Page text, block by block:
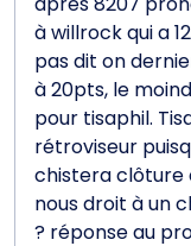
à willrock qui a
pas dit on
à 20pts, le
pour tisaphil.
rétroviseur
chistera clôture
nous droit à un
? réponse au